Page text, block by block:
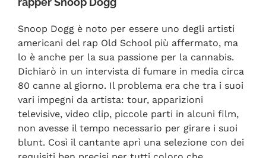
Snoop Dogg è noto per essere uno degli artisti
americani del rap Old School più affermato, ma
lo è anche per la sua passione per la cannabis.
Dichiarò in un intervista di fumare in media circa
80 canne al giorno. Il problema era che tra i suoi
vari impegni da artista: tour, apparizioni
televisive, video clip, piccole parti in alcuni film,
non avesse il tempo necessario per girare i suoi
blunt. Così il cantante aprì una selezione con dei